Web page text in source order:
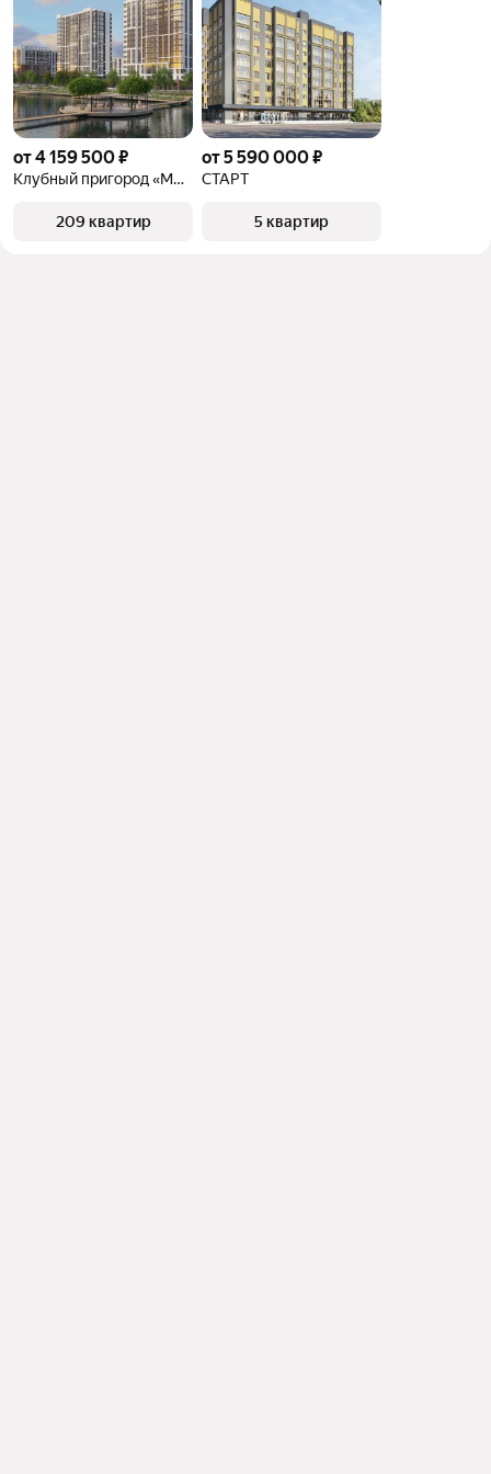
от 4 159 500 ₽
Клубный пригород «МЫ»
209 квартир
от 5 590 000 ₽
СТАРТ
5 квартир